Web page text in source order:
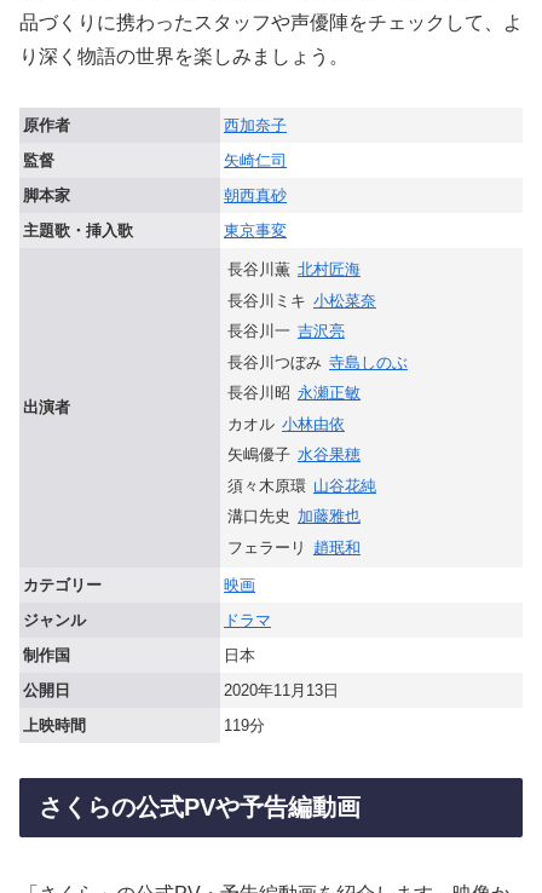
品づくりに携わったスタッフや声優陣をチェックして、よ
り深く物語の世界を楽しみましょう。
原作者
西加奈子
監督
矢崎仁司
脚本家
朝西真砂
主題歌・挿入歌
東京事変
出演者
長谷川薫 北村匠海
長谷川ミキ 小松菜奈
長谷川一 吉沢亮
長谷川つぼみ 寺島しのぶ
長谷川昭 永瀬正敏
カオル 小林由依
矢嶋優子 水谷果穂
須々木原環 山谷花純
溝口先史 加藤雅也
フェラーリ
趙珉和
カテゴリー
映画
ジャンル
ドラマ
制作国
日本
公開日
2020年11月13日
上映時間
119分
さくらの公式PVや予告編動画